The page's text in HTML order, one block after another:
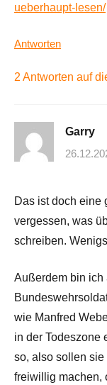
ueberhaupt-lesen/
Antworten
2 Antworten auf
Garry
Das ist doch eine
vergessen, was
schreiben.
Außerdem bin ich
wie Manfred
in der Todeszone
so, also sollen
freiwillig machen,